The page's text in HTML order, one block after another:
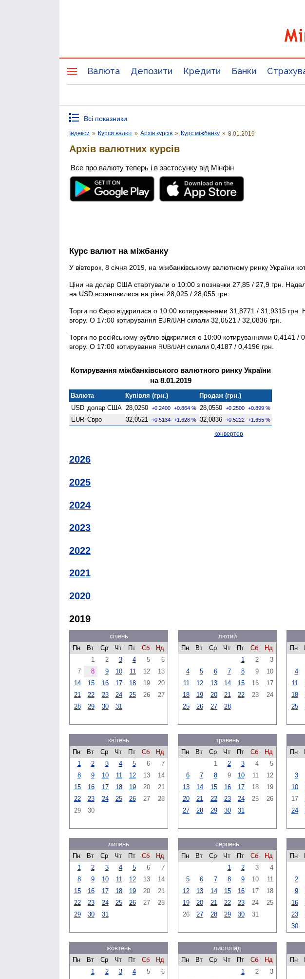
Валюта Депозити Кредити Банки
Всі показники
Індекси » Курси валют » Архів курсів » Курс міжбанку » 8.01.2019
Архів валютних курсів
Все про валюту теперь і в застосунку від Мінфін
Курс валют на міжбанку
У вівторок, 8 січня 2019, на міжбанківському валютному ринку України
Ціни на долар США стартували о 10:00 з позначки 27,85 / 27,9 грн.
на USD встановилися на рівні 28,025 / 28,055 грн.
Торги по Євро відкрилися о 10:00 котируваннями 31,8771 / 31,9315 грн.
вгору. О 17:00 котирування EUR/UAH склали 32,0521 / 32,0836 грн.
Торги по російському рублю відкрилися о 10:00 котируваннями 0,4141 /
вгору. О 17:00 котирування RUB/UAH склали 0,4187 / 0,4196 грн.
Котирування міжбанківського валютного ринку України
на 8.01.2019
Валюта Купівля (грн.)
Продаж (грн.)
USD долар США 28,0250 +0.2400 +0.864 % 28,0550 +0.2500 +0.899 %
EUR Євро 32,0521 +0.5134 +1.628 % 32,0836 +0.5222 +1.655 %
конвертер
2026
2025
2024
2023
2022
2021
2020
2019
січень
Пн
Вт Ср Чт Пт Сб
Нд
1
2 3 4 5
6
7
8 9 10 11 12
13
14
15 16 17 18 19
20
21
22 23 24 25 26
27
28
29 30 31
лютий
Пн
Вт Ср Чт Пт Сб
Нд
1
2
3
4
5 6 7 8 9
10
11
12 13 14 15 16
17
18
19 20 21 22 23
24
25
26 27 28
Пн
4
11
18
25
квітень
Пн
Вт Ср Чт Пт Сб
Нд
1
2 3 4 5 6
7
8
9 10 11 12 13
14
15
16 17 18 19 20
21
22
23 24 25 26 27
28
29
30
травень
Пн
Вт Ср Чт Пт Сб
Нд
1
2 3 4
5
6
7 8 9 10 11
12
13
14 15 16 17 18
19
20
21 22 23 24 25
26
27
28 29 30 31
Пн
3
10
17
24
липень
Пн
Вт Ср Чт Пт Сб
Нд
1
2 3 4 5 6
7
8
9 10 11 12 13
14
15
16 17 18 19 20
21
22
23 24 25 26 27
28
29
30 31
серпень
Пн
Вт Ср Чт Пт Сб
Нд
1
2 3
4
5
6 7 8 9 10
11
12
13 14 15 16 17
18
19
20 21 22 23 24
25
26
27 28 29 30 31
Пн
2
9
16
23
30
жовтень
Пн
Вт Ср Чт Пт Сб
Нд
1
2 3 4 5
6
листопад
Пн
Вт Ср Чт Пт Сб
Нд
1
2
3
Пн